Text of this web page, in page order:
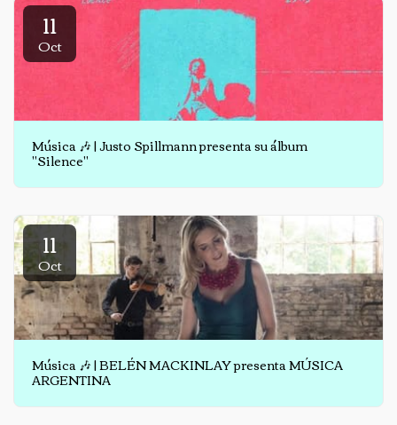
11
Oct
Música 🎶 | Justo Spillmann presenta su álbum
"Silence"
11
Oct
Música 🎶 | BELÉN MACKINLAY presenta MÚSICA
ARGENTINA